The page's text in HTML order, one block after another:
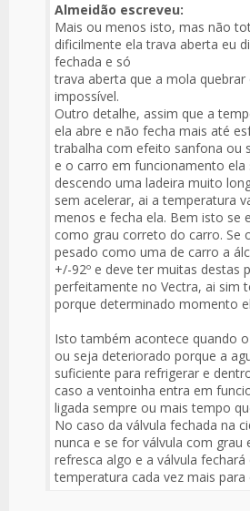
Almeidão escreveu:
Mais ou menos isto, mas não
dificilmente ela trava aberta eu
fechada e só
trava aberta que a mola quebrar
impossível.
Outro detalhe, assim que a
ela abre e não fecha mais até
trabalha com efeito sanfona ou
e o carro em funcionamento ela
descendo uma ladeira muito
sem acelerar, ai a temperatura
menos e fecha ela. Bem isto se
como grau correto do carro. Se
pesado como uma de carro a
+/-92º e deve ter muitas destas
perfeitamente no Vectra, ai sim
porque determinado momento
Isto também acontece quando
ou seja deteriorado porque a
suficiente para refrigerar e
caso a ventoinha entra em
ligada sempre ou mais tempo
No caso da válvula fechada na
nunca e se for válvula com grau
refresca algo e a válvula fechará
temperatura cada vez mais para